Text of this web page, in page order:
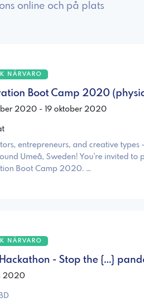
online och på plats
NÄRVARO
Boot Camp 2020
2020 - 19 oktober 2020
entrepreneurs, and creative
Umeå, Sweden! You're invited to
Boot Camp 2020. …
NÄRVARO
- Stop the {...}
2020